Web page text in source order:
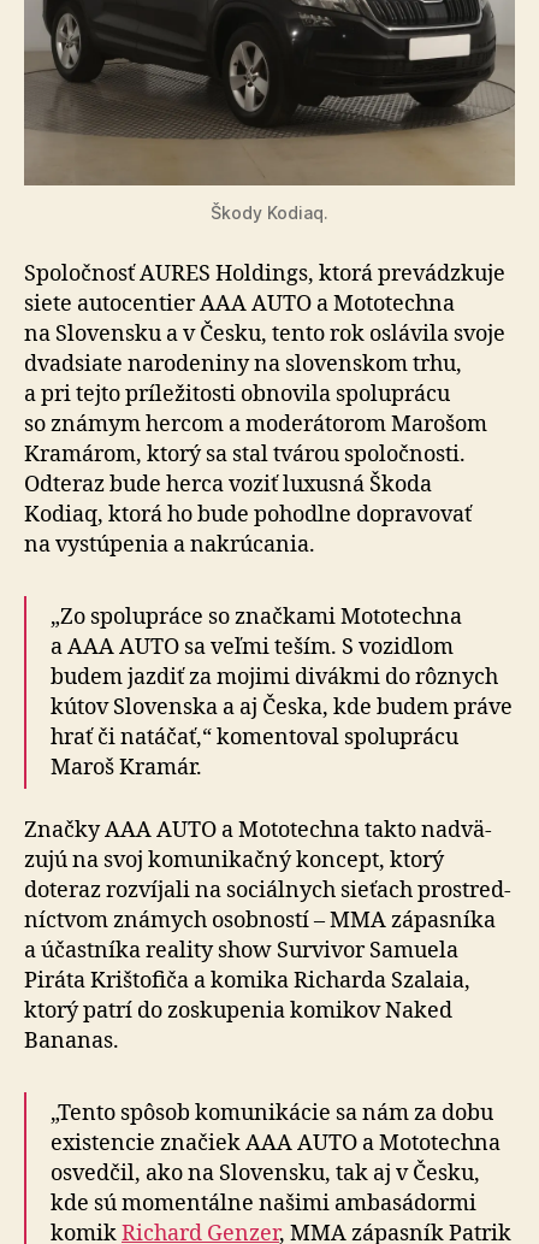
Škody Kodiaq.
Spoločnosť AURES Holdings, ktorá prevádzkuje
siete auto­cen­tier AAA AUTO a Mo­to­tech­na
na Slo­ven­sku a v Česku, tento rok oslávila svoje
dvadsiate na­ro­de­ni­ny na slo­ven­skom trhu,
a pri tejto prí­le­ži­tosti ob­no­vila spo­lu­prácu
so zná­mym hercom a mo­de­rá­to­rom Marošom
Kramárom, ktorý sa stal tvárou spo­loč­nosti.
Odteraz bude herca voziť luxusná Škoda
Kodiaq, ktorá ho bude pohodlne dopra­vo­vať
na vystú­pe­nia a nakrú­ca­nia.
„Zo spolupráce so značkami Mototechna
a AAA AUTO sa veľmi teším. S vo­zidlom
budem jazdiť za mo­jimi divákmi do rôz­nych
kútov Slo­ven­ska a aj Česka, kde budem práve
hrať či na­tá­čať,“ ko­men­to­val spo­lu­prácu
Maroš Kramár.
Značky AAA AUTO a Mototechna takto nad­vä­
zu­jú na svoj ko­mu­ni­kačný koncept, ktorý
doteraz rozví­jali na so­ciál­nych sieťach prostred­
níctvom známych osob­ností – MMA zápasníka
a účastníka reality show Survivor Samuela
Piráta Krištofiča a ko­mi­ka Richarda Szalaia,
ktorý patrí do zosku­pe­nia komikov Naked
Bananas.
„Tento spôsob komunikácie sa nám za dobu
existen­cie zna­čiek AAA AUTO a Mo­to­tech­na
osved­čil, ako na Slo­ven­sku, tak aj v Česku,
kde sú mo­men­tál­ne našimi amba­sá­dormi
komikRichard Genzer, MMA zápasník Patrik